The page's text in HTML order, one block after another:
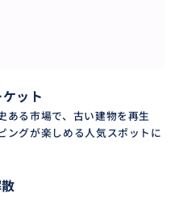
ット
ある市場で、古い建物を再生
ングが楽しめる人気スポットに